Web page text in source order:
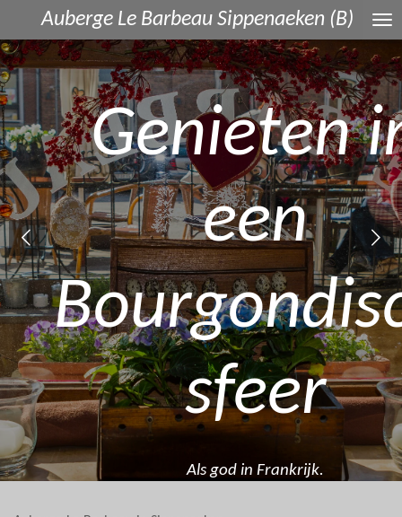
direct
naar
de
hoofdinhoud
Auberge Le Barbeau Sippenaeken (B)
Genieten
een
sfeer
Als god in Frankrijk.